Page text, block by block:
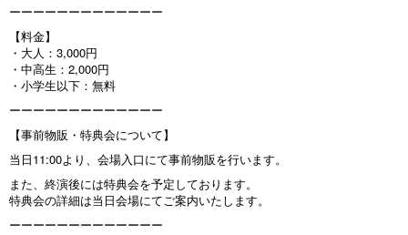
ーーーーーーーーーーーーー
【料金】
・大人：3,000円
・中高生：2,000円
・小学生以下：無料
ーーーーーーーーーーーーー
【事前物販・特典会について】
当日11:00より、会場入口にて事前物販を行います。
また、終演後には特典会を予定しております。
特典会の詳細は当日会場にてご案内いたします。
ーーーーーーーーーーーーー